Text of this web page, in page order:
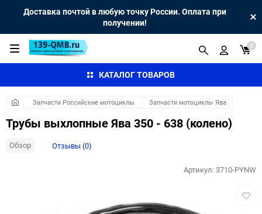
Доставка почтой в любую точку России. Оплата при
получении!
КАТАЛОГ ТОВАРОВ
0
Запчасти Российские мотоциклы Запчасти мотоциклы Ява
Трубы выхлопные Ява 350 - 638 (колено)
Обзор Отзывы (0)
Артикул:3710-PYNW